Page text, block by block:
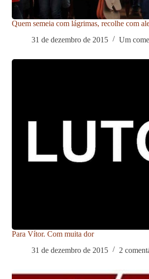
Quem semeia com lágrimas, recolhe com
31 de dezembro de 2015
Um
Para Vítor. Com muita dor
31 de dezembro de 2015
2